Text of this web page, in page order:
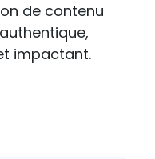
de contenu
impactant.